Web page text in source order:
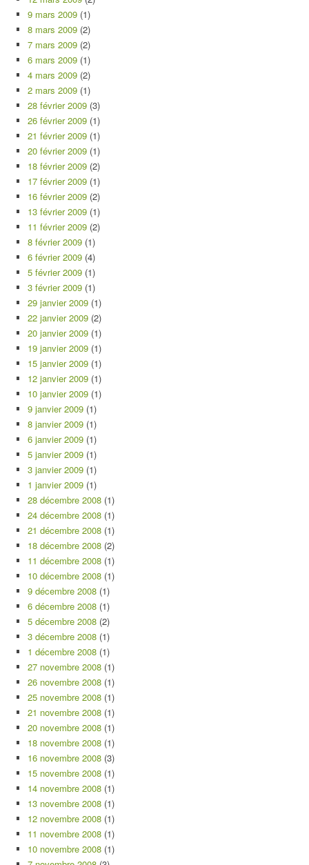
9 mars 2009 (1)
8 mars 2009 (2)
7 mars 2009 (2)
6 mars 2009 (1)
4 mars 2009 (2)
2 mars 2009 (1)
28 février 2009 (3)
26 février 2009 (1)
21 février 2009 (1)
20 février 2009 (1)
18 février 2009 (2)
17 février 2009 (1)
16 février 2009 (2)
13 février 2009 (1)
11 février 2009 (2)
8 février 2009 (1)
6 février 2009 (4)
5 février 2009 (1)
3 février 2009 (1)
29 janvier 2009 (1)
22 janvier 2009 (2)
20 janvier 2009 (1)
19 janvier 2009 (1)
15 janvier 2009 (1)
12 janvier 2009 (1)
10 janvier 2009 (1)
9 janvier 2009 (1)
8 janvier 2009 (1)
6 janvier 2009 (1)
5 janvier 2009 (1)
3 janvier 2009 (1)
1 janvier 2009 (1)
28 décembre 2008 (1)
24 décembre 2008 (1)
21 décembre 2008 (1)
18 décembre 2008 (2)
11 décembre 2008 (1)
10 décembre 2008 (1)
9 décembre 2008 (1)
6 décembre 2008 (1)
5 décembre 2008 (2)
3 décembre 2008 (1)
1 décembre 2008 (1)
27 novembre 2008 (1)
26 novembre 2008 (1)
25 novembre 2008 (1)
21 novembre 2008 (1)
20 novembre 2008 (1)
18 novembre 2008 (1)
16 novembre 2008 (3)
15 novembre 2008 (1)
14 novembre 2008 (1)
13 novembre 2008 (1)
12 novembre 2008 (1)
11 novembre 2008 (1)
10 novembre 2008 (1)